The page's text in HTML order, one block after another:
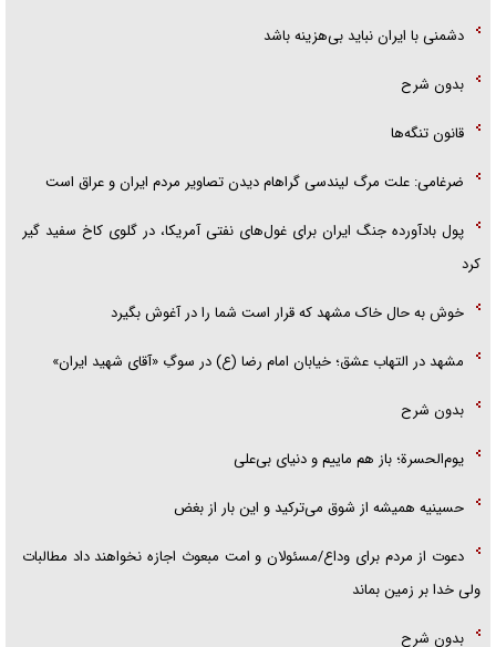
دشمنی با ایران نباید بی‌هزینه باشد
بدون شرح
قانون تنگه‌ها
ضرغامی: علت مرگ لیندسی گراهام دیدن تصاویر مردم ایران و عراق است
پول بادآورده جنگ ایران برای غول‌های نفتی آمریکا، در گلوی کاخ سفید گیر
کرد
خوش به حال خاک مشهد که قرار است شما را در آغوش بگیرد
مشهد در التهاب عشق؛ خیابان امام رضا (ع) در سوگِ «آقای شهید ایران»
بدون شرح
یوم‌الحسرة؛ باز هم ماییم و دنیای بی‌علی
حسینیه همیشه از شوق می‌ترکید و این بار از بغض
دعوت از مردم برای وداع/مسئولان و امت مبعوث اجازه نخواهند داد مطالبات
ولی خدا بر زمین بماند
بدون شرح